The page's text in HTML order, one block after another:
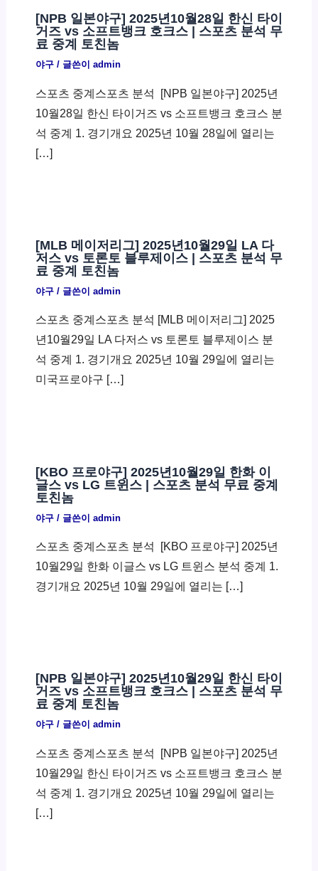
[NPB 일본야구] 2025년10월28일 한신 타이
거즈 vs 소프트뱅크 호크스 | 스포츠 분석 무
료 중계 토친놈
야구/ 글쓴이 admin
스포츠 중계스포츠 분석 ​ [NPB 일본야구] 2025년
10월28일 한신 타이거즈 vs 소프트뱅크 호크스 분
석 중계 1. 경기개요 2025년 10월 28일에 열리는
[…]
[MLB 메이저리그] 2025년10월29일 LA 다
저스 vs 토론토 블루제이스 | 스포츠 분석 무
료 중계 토친놈
야구/ 글쓴이 admin
스포츠 중계스포츠 분석 [MLB 메이저리그] 2025
년10월29일 LA 다저스 vs 토론토 블루제이스 분
석 중계 1. 경기개요 2025년 10월 29일에 열리는
미국프로야구 […]
[KBO 프로야구] 2025년10월29일 한화 이
글스 vs LG 트윈스 | 스포츠 분석 무료 중계
토친놈
야구/ 글쓴이 admin
스포츠 중계스포츠 분석 ​ [KBO 프로야구] 2025년
10월29일 한화 이글스 vs LG 트윈스 분석 중계 1.
경기개요 2025년 10월 29일에 열리는 […]
[NPB 일본야구] 2025년10월29일 한신 타이
거즈 vs 소프트뱅크 호크스 | 스포츠 분석 무
료 중계 토친놈
야구/ 글쓴이 admin
스포츠 중계스포츠 분석 ​ [NPB 일본야구] 2025년
10월29일 한신 타이거즈 vs 소프트뱅크 호크스 분
석 중계 1. 경기개요 2025년 10월 29일에 열리는
[…]